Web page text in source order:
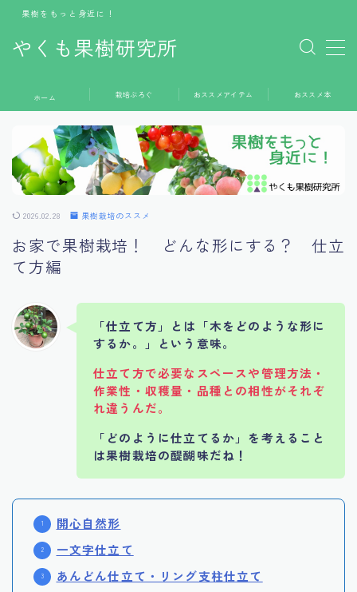
やくも果樹研究所
果樹をもっと身近に！
MENU
ホーム
栽培ぶろぐ
おススメアイテム
おススメ本
お問い合わせ
ホーム 栽培ぶろぐ おススメアイテム おススメ本
2026.02.28 果樹栽培のススメ
お家で果樹栽培！ どんな形にする？ 仕立
て方編
「仕立て方」とは「木をどのような形に
するか。」という意味。
仕立て方で必要なスペースや管理方法・
作業性・収穫量・品種との相性がそれぞ
れ違うんだ。
「どのように仕立てるか」を考えること
は果樹栽培の醍醐味だね！
開心自然形
一文字仕立て
あんどん仕立て・リング支柱仕立て